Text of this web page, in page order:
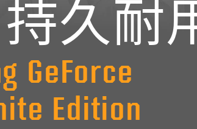
持久耐
GeForce
Edition